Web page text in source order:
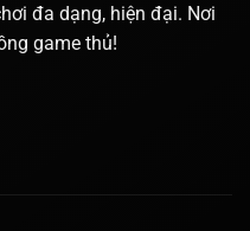
đa dạng, hiện đại. Nơi
game thủ!